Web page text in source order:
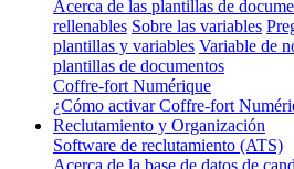
Acerca de las plantillas de
rellenables Sobre las variables
plantillas y variables Variable de
plantillas de documentos
Coffre-fort Numérique
¿Cómo activar Coffre-fort
Reclutamiento y Organización
Software de reclutamiento (ATS)
Acerca de la base de datos de